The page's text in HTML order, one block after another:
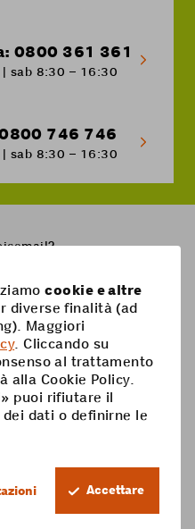
0800 361 361
sab 8:30 – 16:30
746 746
sab 8:30 – 16:30
IT
cookie e altre
diverse finalità (ad
Maggiori
. Cliccando su
al trattamento
alla Cookie Policy.
» puoi rifiutare il
dati o definirne le
Accettare